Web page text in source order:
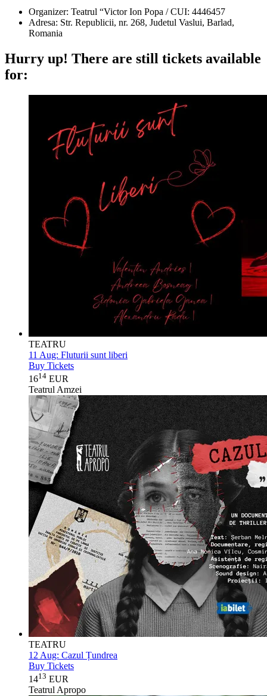
Organizer: Teatrul “Victor Ion Popa / CUI: 4446457
Adresa: Str. Republicii, nr. 268, Judetul Vaslui, Barlad,
Romania
Hurry up! There are still tickets available
for:
TEATRU
11 Aug: Fluturii sunt liberi
Buy Tickets
1614 EUR
Teatrul Amzei
TEATRU
12 Aug: Cazul Țundrea
Buy Tickets
1413 EUR
Teatrul Apropo